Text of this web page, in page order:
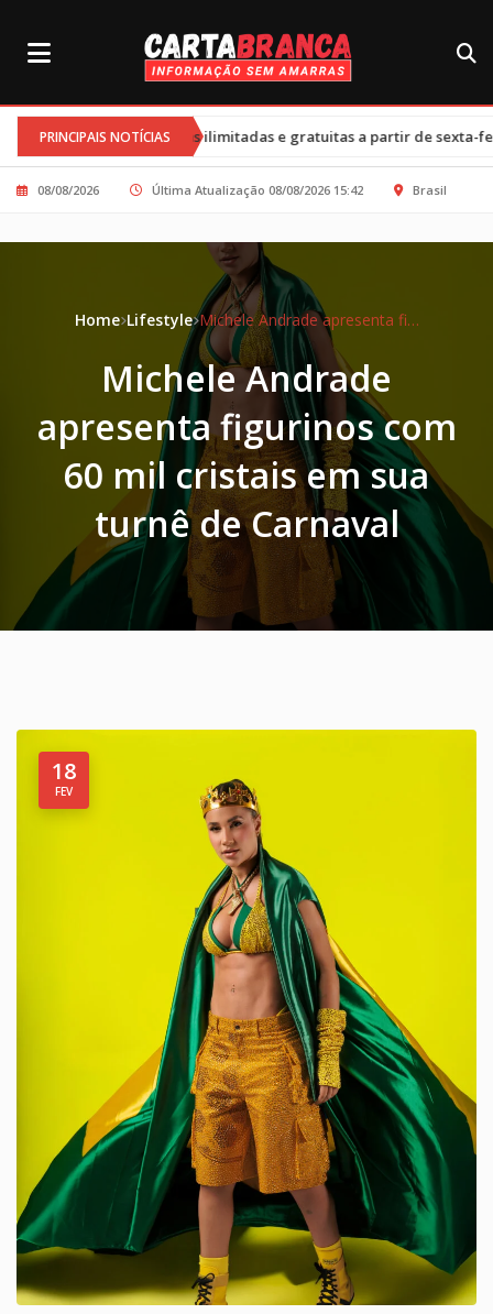
PRINCIPAIS NOTÍCIAS
ilimitadas e gratuitas a partir de sexta-feira•Cortes nos
08/08/2026 Última Atualização 08/08/2026 15:42 Brasil
Home Lifestyle Michele Andrade apresenta figurinos com 60 mil cristais em sua turnê de Carnaval
Michele Andrade
apresenta figurinos com
60 mil cristais em sua
turnê de Carnaval
18
FEV